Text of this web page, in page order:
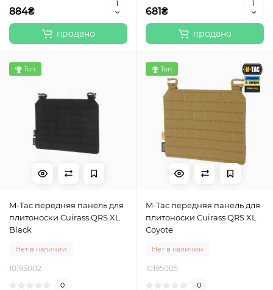
884₴
продано
681₴
продано
Топ
M-Tac передняя панель для
плитоноски Cuirass QRS XL
Black
Нет в наличии
10195002
0
Топ
M-Tac передняя панель для
плитоноски Cuirass QRS XL
Coyote
Нет в наличии
10195005
0